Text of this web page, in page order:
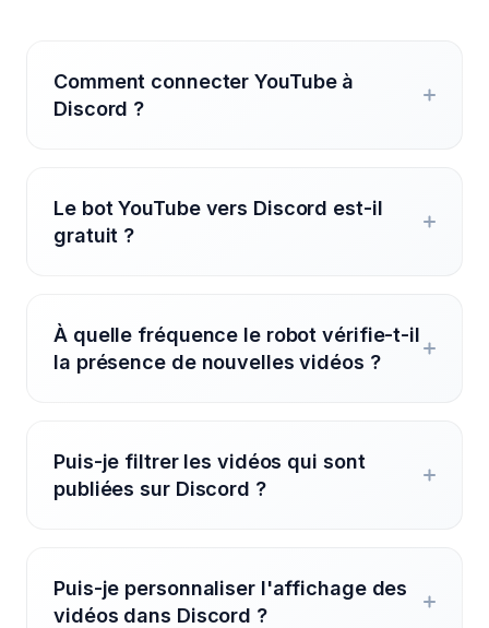
Comment connecter YouTube à
Discord ?
Le bot YouTube vers Discord est-il
gratuit ?
À quelle fréquence le robot vérifie-t-il
la présence de nouvelles vidéos ?
Puis-je filtrer les vidéos qui sont
publiées sur Discord ?
Puis-je personnaliser l'affichage des
vidéos dans Discord ?